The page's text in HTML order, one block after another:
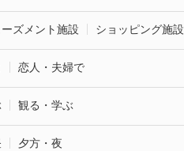
ズメント施設 ショッピング施設
恋人・夫婦で
観る・学ぶ
夕方・夜